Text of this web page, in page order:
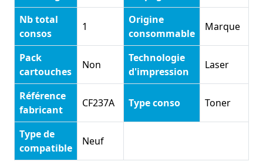
Nb total
consos
1
Origine
consommable
Marque
Pack
cartouches
Non
Technologie
d'impression
Laser
Référence
fabricant
CF237A Type conso Toner
Type de
compatible
Neuf